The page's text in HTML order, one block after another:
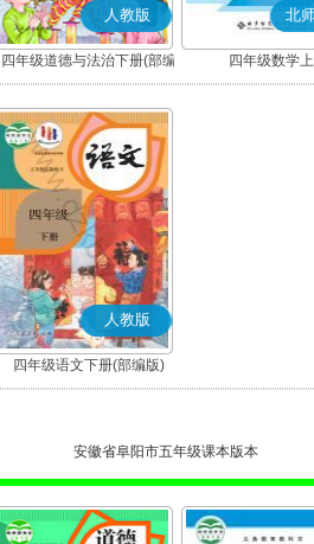
人教版
四年级道德与法治下册(部编
版)
北
四年级数学
人教版
四年级语文下册(部编版)
安徽省阜阳市五年级课本版本